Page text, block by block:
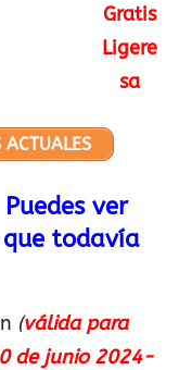
Gratis
Ligere
sa
ACTUALES
Puedes ver
todavía
(válida para
de junio 2024-